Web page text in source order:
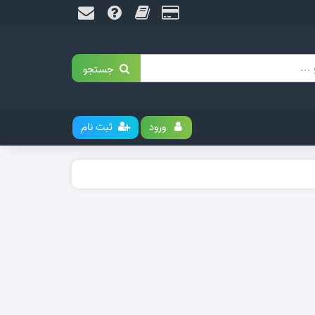
جستجو
ورود ثبت نام